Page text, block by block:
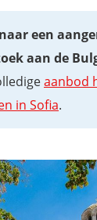
(zomer)
kerken van
forten in
Bulgarije?
onze gratis
een
aan de
aanbod
in Sofia.